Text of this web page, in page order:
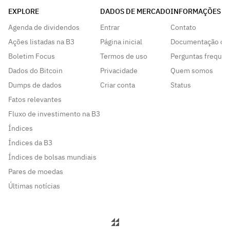
EXPLORE
Agenda de dividendos
Ações listadas na B3
Boletim Focus
Dados do Bitcoin
Dumps de dados
Fatos relevantes
Fluxo de investimento na B3
Índices
Índices da B3
Índices de bolsas mundiais
Pares de moedas
Últimas notícias
DADOS DE MERCADO
Entrar
Página inicial
Termos de uso
Privacidade
Criar conta
INFORMAÇÕES
Contato
Documentação da
Perguntas
Quem somos
Status